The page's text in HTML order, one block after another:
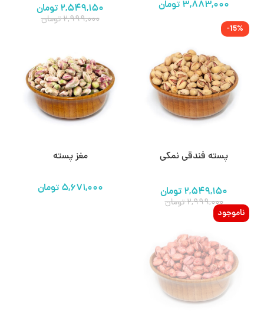
۲,۹۹۹,۰۰۰تومان
۲,۵۴۹,۱۵۰ تومان
-15%
پسته فندقی نمکی
۲,۹۹۹,۰۰۰تومان
۲,۵۴۹,۱۵۰ تومان
مغز پسته
ناموجود